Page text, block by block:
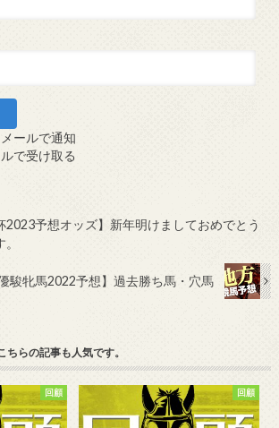
ールで通知
で受け取る
2023予想オッズ】新年明けましておめでとう
駿牝馬2022予想】過去勝ち馬・穴馬
ちらの記事も人気です。
回顧 回顧